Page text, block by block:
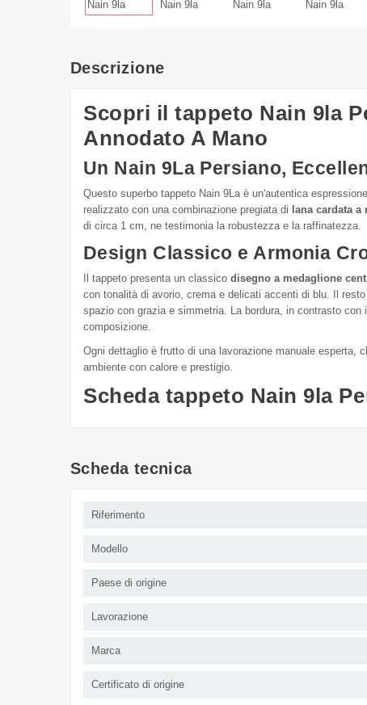
Descrizione
Scopri il tappeto Nain 9la
Annodato A Mano
Un Nain 9La Persiano,
Questo superbo tappeto Nain 9La è un'autentica
realizzato con una combinazione pregiata di lana cardata a
di circa 1 cm, ne testimonia la robustezza e la raffinatezza.
Design Classico e Armonia
Il tappeto presenta un classico disegno a medaglione
con tonalità di avorio, crema e delicati accenti di blu. Il
spazio con grazia e simmetria. La bordura, in contrasto
composizione.
Ogni dettaglio è frutto di una lavorazione manuale esperta,
ambiente con calore e prestigio.
Scheda tappeto Nain 9la
Scheda tecnica
Riferimento
Modello
Paese di origine
Lavorazione
Marca
Certificato di origine